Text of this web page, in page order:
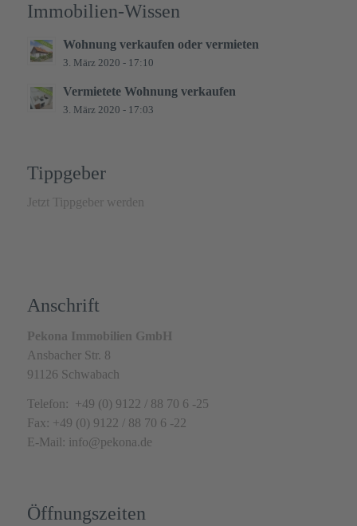
Immobilien-Wissen
Wohnung verkaufen oder vermieten
3. März 2020 - 17:10
Vermietete Wohnung verkaufen
3. März 2020 - 17:03
Tippgeber
Jetzt Tippgeber werden
Anschrift
Pekona Immobilien GmbH
Ansbacher Str. 8
91126 Schwabach
Telefon: +49 (0) 9122 / 88 70 6 -25
Fax: +49 (0) 9122 / 88 70 6 -22
E-Mail: info@pekona.de
Öffnungszeiten